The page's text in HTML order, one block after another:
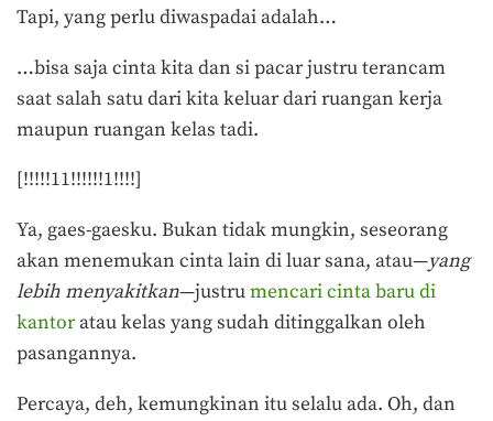
Tapi, yang perlu diwaspadai adalah…
…bisa saja cinta kita dan si pacar justru terancam
saat salah satu dari kita keluar dari ruangan kerja
maupun ruangan kelas tadi.
[!!!!!11!!!!!!1!!!!]
Ya, gaes-gaesku. Bukan tidak mungkin, seseorang
akan menemukan cinta lain di luar sana, atau—yang
lebih menyakitkan—justrumencari cinta baru di
kantoratau kelas yang sudah ditinggalkan oleh
pasangannya.
Percaya, deh, kemungkinan itu selalu ada. Oh, dan